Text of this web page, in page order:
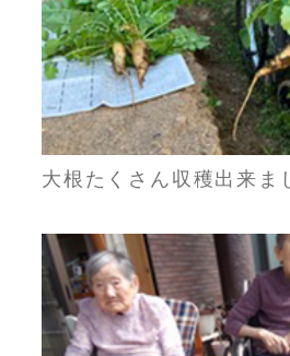
大根たくさん収穫出来ま